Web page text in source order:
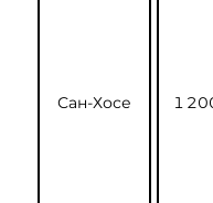
Сан-Хосе 1